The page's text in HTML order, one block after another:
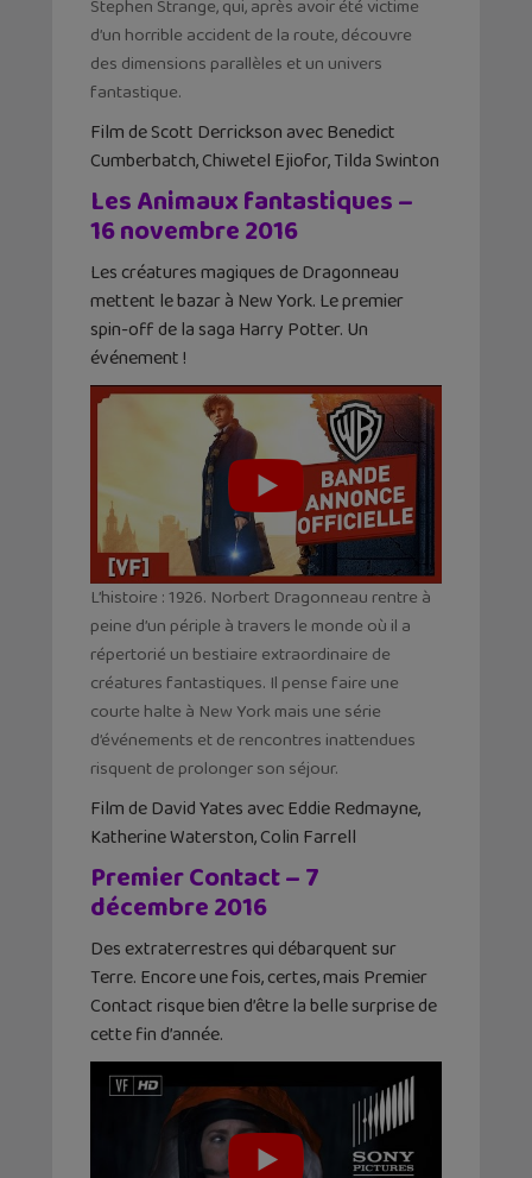
Stephen Strange, qui, après avoir été victime
d’un horrible accident de la route, découvre
des dimensions parallèles et un univers
fantastique.
Film de Scott Derrickson avec Benedict
Cumberbatch, Chiwetel Ejiofor, Tilda Swinton
Les Animaux fantastiques –
16 novembre 2016
Les créatures magiques de Dragonneau
mettent le bazar à New York. Le premier
spin-off de la saga Harry Potter. Un
événement !
L’histoire : 1926. Norbert Dragonneau rentre à
peine d’un périple à travers le monde où il a
répertorié un bestiaire extraordinaire de
créatures fantastiques. Il pense faire une
courte halte à New York mais une série
d’événements et de rencontres inattendues
risquent de prolonger son séjour.
Film de David Yates avec Eddie Redmayne,
Katherine Waterston, Colin Farrell
Premier Contact – 7
décembre 2016
Des extraterrestres qui débarquent sur
Terre. Encore une fois, certes, mais Premier
Contact risque bien d’être la belle surprise de
cette fin d’année.